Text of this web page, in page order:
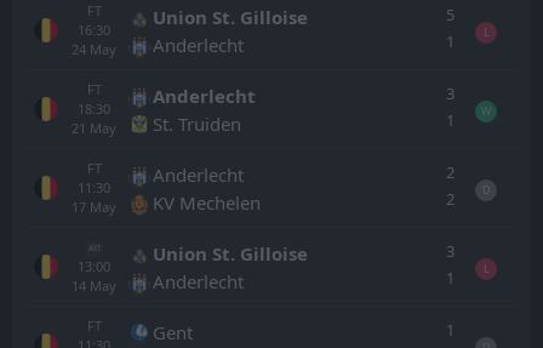
FT
16:30
24 May
Union St. Gilloise
Anderlecht
5
1
L
FT
18:30
21 May
Anderlecht
St. Truiden
3
1
W
FT
11:30
17 May
Anderlecht
KV Mechelen
2
2
D
AET
13:00
14 May
Union St. Gilloise
Anderlecht
3
1
L
FT
Gent
1